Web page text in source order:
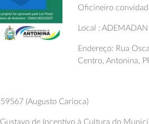
Oficineiro
Local : ADEMADAN
Endereço: Rua
Centro, Antonina,
(Augusto Carioca)
de Incentivo à Cultura do